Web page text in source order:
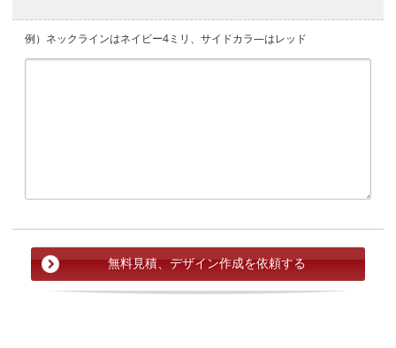
例）ネックラインはネイビー4ミリ、サイドカラ―はレッド